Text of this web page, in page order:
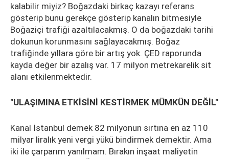
kalabilir miyiz? Boğazdaki birkaç kazayı referans
gösterip bunu gerekçe gösterip kanalın bitmesiyle
Boğaziçi trafiği azaltılacakmış. O da boğazdaki tarihi
dokunun korunmasını sağlayacakmış. Boğaz
trafiğinde yıllara göre bir artış yok. ÇED raporunda
kayda değer bir azalış var. 17 milyon metrekarelik sit
alanı etkilenmektedir.
"ULAŞIMINA ETKİSİNİ KESTİRMEK MÜMKÜN DEĞİL"
Kanal İstanbul demek 82 milyonun sırtına en az 110
milyar liralık yeni vergi yükü bindirmek demektir. Ama
iki ile çarparım yanılmam. Bırakın inşaat maliyetin